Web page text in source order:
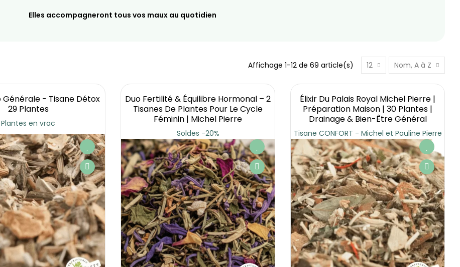
Elles accompagneront tous vos maux au quotidien
Affichage 1-12 de 69 article(s) 12 Nom, A à Z
- Tisane Détox
29 Plantes
Plantes en vrac
Duo Fertilité & Équilibre Hormonal – 2
Tisanes De Plantes Pour Le Cycle
Féminin | Michel Pierre
Soldes -20%
Élixir Du Palais Royal Michel Pierre |
Préparation Maison | 30 Plantes |
Drainage & Bien-Être Général
Tisane CONFORT - Michel et Pauline Pierre